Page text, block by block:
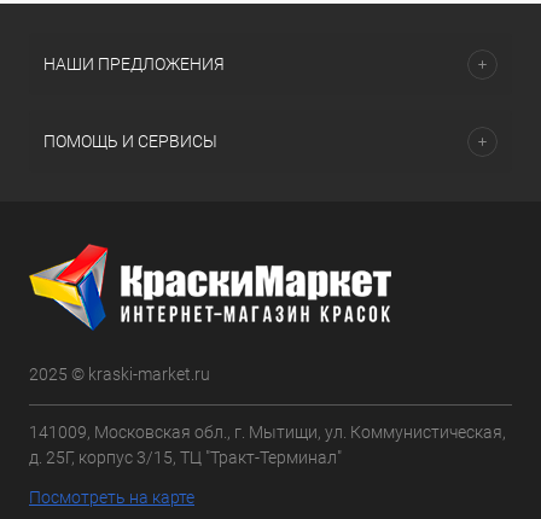
НАШИ ПРЕДЛОЖЕНИЯ
ПОМОЩЬ И СЕРВИСЫ
2025 © kraski-market.ru
141009, Московская обл., г. Мытищи, ул. Коммунистическая,
д. 25Г, корпус 3/15, ТЦ "Тракт-Терминал"
Посмотреть на карте